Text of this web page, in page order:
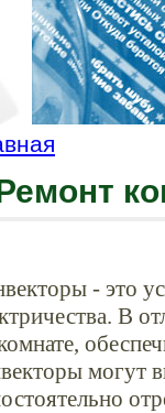
- это
В
могут